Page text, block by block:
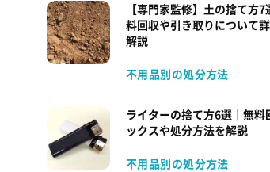
【専門家監修】土の捨て方7
料回収や引き取りについて
解説
不用品別の処分方法
ライターの捨て方6選｜無料
ックスや処分方法を解説
不用品別の処分方法